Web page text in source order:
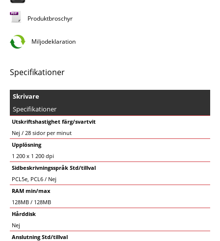
Produktbroschyr
Miljodeklaration
Specifikationer
Skrivare
Specifikationer
Utskriftshastighet färg/svartvit
Nej / 28 sidor per minut
Upplösning
1 200 x 1 200 dpi
Sidbeskrivningsspråk Std/tillval
PCL5e, PCL6 / Nej
RAM min/max
128MB / 128MB
Hårddisk
Nej
Anslutning Std/tillval